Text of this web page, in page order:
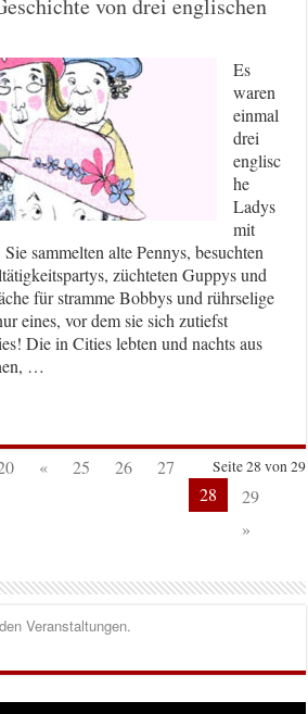
von drei englischen
Es
waren
einmal
drei
englisc
he
Ladys
mit
sammelten alte Pennys, besuchten
züchteten Guppys und
für stramme Bobbys und rührselige
eines, vor dem sie sich zutiefst
Die in Cities lebten und nachts aus
…
Seite 28 von 29
« 25 26
27
28
29
»
Veranstaltungen.